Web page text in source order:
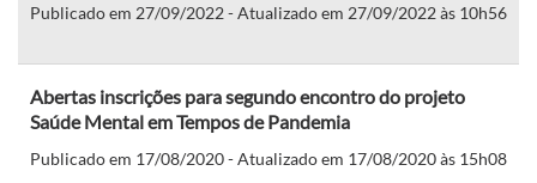
Publicado em 27/09/2022 - Atualizado em 27/09/2022 às 10h56
Abertas inscrições para segundo encontro do projeto
Saúde Mental em Tempos de Pandemia
Publicado em 17/08/2020 - Atualizado em 17/08/2020 às 15h08